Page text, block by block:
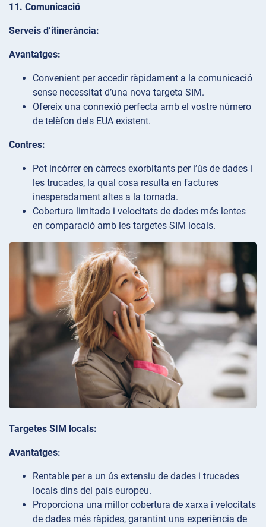
11. Comunicació
Serveis d’itinerància:
Avantatges:
Convenient per accedir ràpidament a la comunicació
sense necessitat d’una nova targeta SIM.
Ofereix una connexió perfecta amb el vostre número
de telèfon dels EUA existent.
Contres:
Pot incórrer en càrrecs exorbitants per l’ús de dades i
les trucades, la qual cosa resulta en factures
inesperadament altes a la tornada.
Cobertura limitada i velocitats de dades més lentes
en comparació amb les targetes SIM locals.
Targetes SIM locals:
Avantatges:
Rentable per a un ús extensiu de dades i trucades
locals dins del país europeu.
Proporciona una millor cobertura de xarxa i velocitats
de dades més ràpides, garantint una experiència de